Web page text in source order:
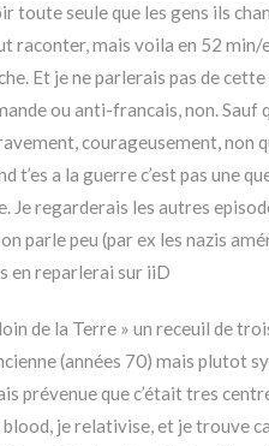
toute seule que les gens ils
raconter, mais voila en 52
Et je ne parlerais pas de
ou anti-francais, non. Sauf
courageusement, non
t’es a la guerre c’est pas une
Je regarderais les autres
parle peu (par ex les nazis
en reparlerai sur iiD
de la Terre » un receuil de
(années 70) mais plutot
prévenue que c’était tres
je relativise, et je trouve